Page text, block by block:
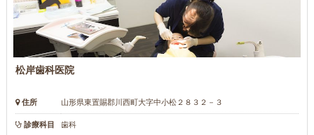
松岸歯科医院
住所 山形県東置賜郡川西町大字中小松２８３２－３
診療科目 歯科